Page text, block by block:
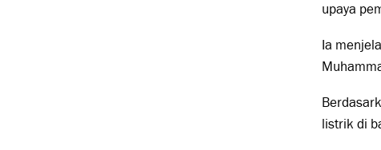
upaya
Ia
listrik di